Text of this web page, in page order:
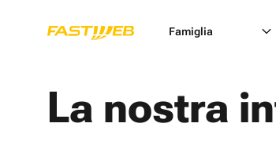
Famiglia
La nostra